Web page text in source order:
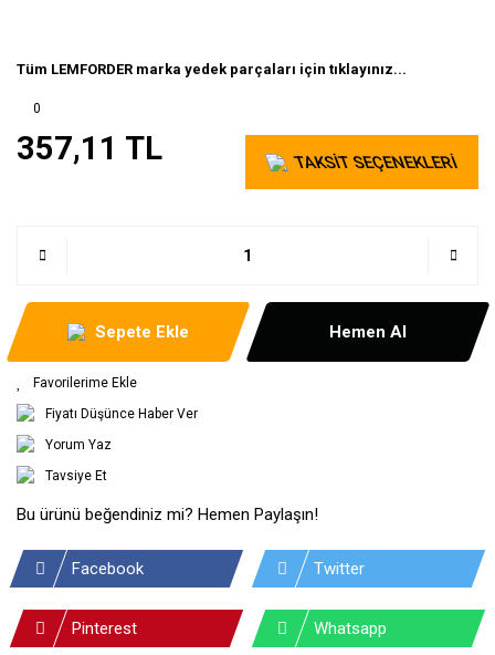
Tüm LEMFORDER marka yedek parçaları için tıklayınız...
0
357,11 TL TAKSİT SEÇENEKLERİ
Sepete Ekle Hemen Al
Fiyatı Düşünce Haber Ver
Yorum Yaz
Tavsiye Et
Bu ürünü beğendiniz mi? Hemen Paylaşın!
Facebook Twitter
Pinterest Whatsapp